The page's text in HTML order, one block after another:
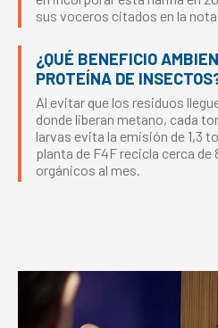
sus voceros citados en la nota.
¿QUÉ BENEFICIO
PROTEÍNA DE
Al evitar que los residuos
donde liberan metano, cada
larvas evita la emisión de 1,3
planta de F4F recicla cerca
orgánicos al mes.